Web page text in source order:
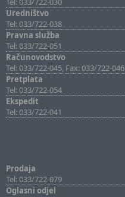
Uredništvo
Tel: 033/722-038
Pravna služba
Tel: 033/722-051
Računovodstvo
Tel: 033/722-045, Fax: 033/722-046
Pretplata
Tel: 033/722-054
Ekspedit
Tel: 033/722-041
Prodaja
Tel: 033/722-079
Oglasni odjel